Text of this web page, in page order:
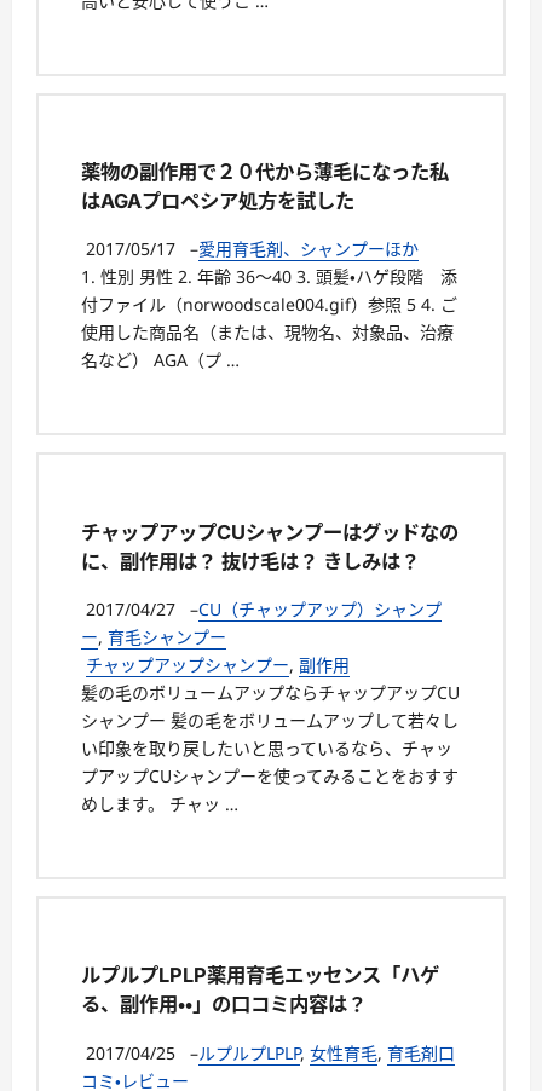
薬物の副作用で２０代から薄毛になった私
はAGAプロペシア処方を試した
2017/05/17 –愛用育毛剤、シャンプーほか
1. 性別 男性 2. 年齢 36～40 3. 頭髪・ハゲ段階 添
付ファイル（norwoodscale004.gif）参照 5 4. ご
使用した商品名（または、現物名、対象品、治療
名など） AGA（プ …
チャップアップCUシャンプーはグッドなの
に、副作用は？ 抜け毛は？ きしみは？
2017/04/27 –CU（チャップアップ）シャンプ
ー, 育毛シャンプー
チャップアップシャンプー, 副作用
髪の毛のボリュームアップならチャップアップCU
シャンプー 髪の毛をボリュームアップして若々し
い印象を取り戻したいと思っているなら、チャッ
プアップCUシャンプーを使ってみることをおすす
めします。 チャッ …
ルプルプLPLP薬用育毛エッセンス「ハゲ
る、副作用・・」の口コミ内容は？
2017/04/25 –ルプルプLPLP, 女性育毛, 育毛剤口
コミ・レビュー